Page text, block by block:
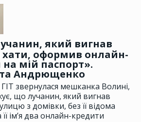
який вигнав
хати, оформив онлайн-
мій паспорт».
Андрющенко
звернулася мешканка Волині,
що лучанин, який вигнав
з домівки, без її відома
ім’я два онлайн-кредити